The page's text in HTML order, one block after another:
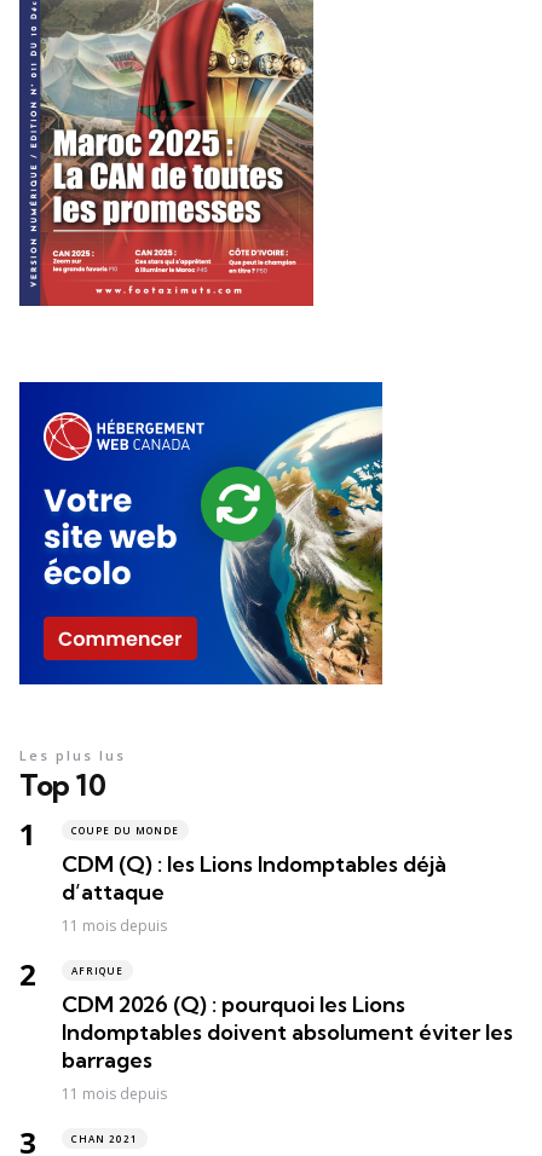
Top 10
Les plus lus
COUPE DU MONDE
CDM (Q) : les Lions Indomptables déjà
d’attaque
11 mois depuis
AFRIQUE
CDM 2026 (Q) : pourquoi les Lions
Indomptables doivent absolument éviter les
barrages
11 mois depuis
CHAN 2021